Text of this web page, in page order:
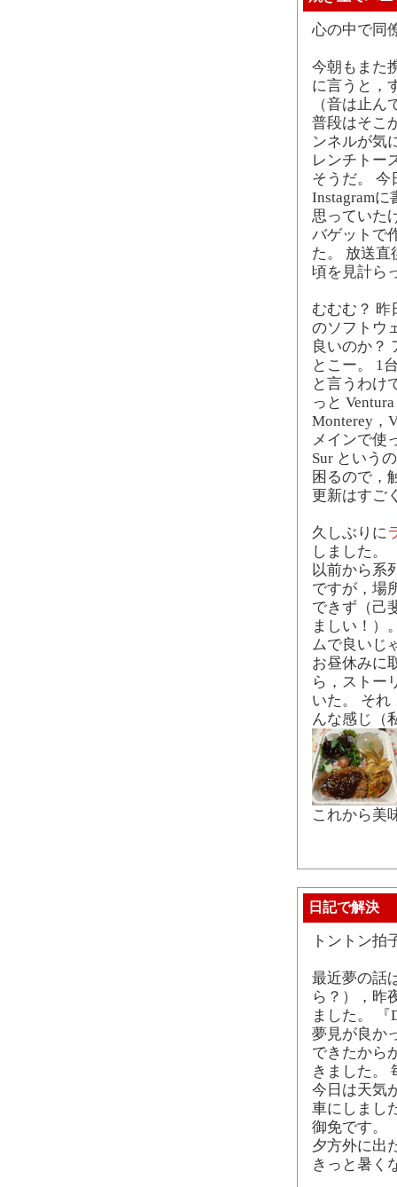
心の中で同
今朝もまた
に言うと，
（音は止ん
普段はそこ
ンネルが気
レンチトー
そうだ。 今
Instagram
思っていた
バゲットで
た。 放送直
頃を見計ら
むむむ？ 昨
のソフトウ
良いのか？
とこー。 1
と言うわけ
っと
Monterey，
メインで使
Sur という
困るので，
更新はすご
久しぶりに
しました。
以前から系
ですが，場
できず（己
ましい！）
ムで良いじ
お昼休みに
ら，ストー
いた。 それ
んな感じ（
これから美
日記で解決
トントン拍
最近夢の話
ら？），昨
ました。 『
夢見が良か
できたから
きました。
今日は天気
車にしまし
御免です。
夕方外に出
きっと暑く